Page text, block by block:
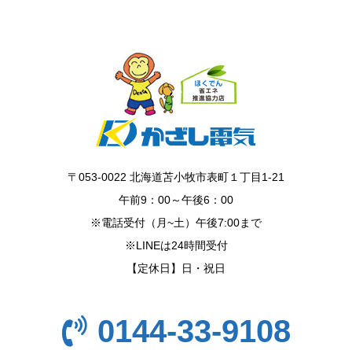
〒053-0022 北海道苫小牧市表町１丁目1-21
午前9：00～午後6：00
※電話受付（月~土）午後7:00まで
※LINEは24時間受付
【定休日】日・祝日
0144-33-9108